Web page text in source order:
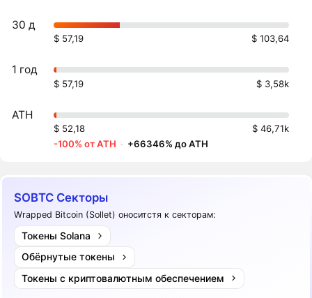
30 д
$ 57,19 $ 103,64
1 год
$ 57,19 $ 3,58k
ATH
$ 52,18
$ 46,71k
-100% от ATH · +66346% до ATH
SOBTC Секторы
Wrapped Bitcoin (Sollet) оноситстя к секторам:
Токены Solana
Обёрнутые токены
Токены с криптовалютным обеспечением